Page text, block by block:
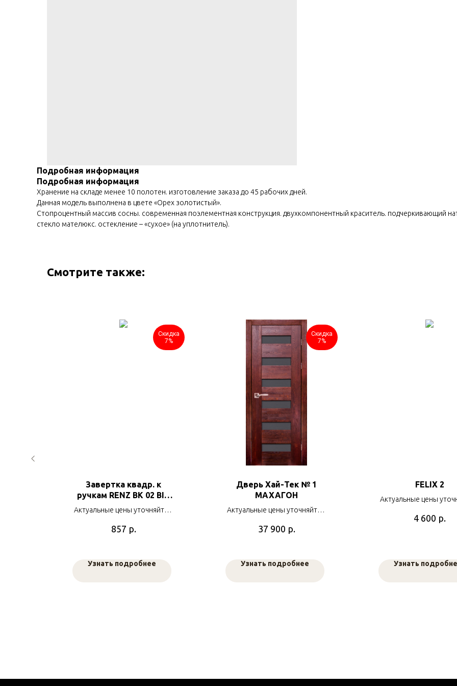
Подробная информация
Подробная информация
Хранение на складе менее 10 полотен. изготовление заказа до 45 рабочих дней.
Данная модель выполнена в цвете «Орех золотистый».
Стопроцентный массив сосны. современная поэлементная конструкция. двухкомпонентный краситель. подчеркивающий
стекло мателюкс. остекление – «сухое» (на уплотнитель).
Смотрите также:
Скидка
7%
Завертка квадр. к
ручкам RENZ ВК 02 BIG
SC/С хром мат/хром бл
Актуальные цены уточняйте у
857 р.
Узнать подробнее
Скидка
7%
Дверь Хай-Тек № 1
МАХАГОН
Актуальные цены уточняйте у
37 900 р.
Узнать подробнее
FELIX 2
Актуальные цены
4 600 р.
Узнать